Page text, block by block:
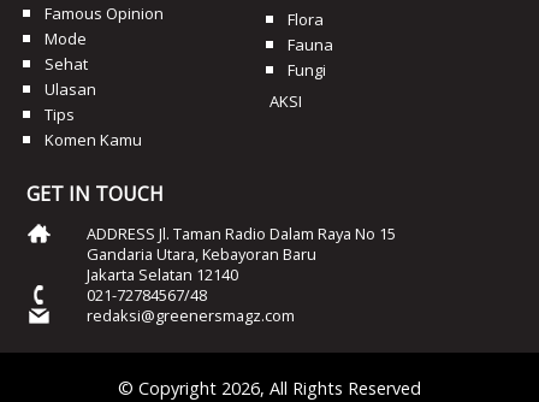
Famous Opinion
Mode
Sehat
Ulasan
Tips
Komen Kamu
Flora
Fauna
Fungi
AKSI
GET IN TOUCH
ADDRESS Jl. Taman Radio Dalam Raya No 15
Gandaria Utara, Kebayoran Baru
Jakarta Selatan 12140
021-72784567/48
redaksi@greenersmagz.com
© Copyright 2026, All Rights Reserved